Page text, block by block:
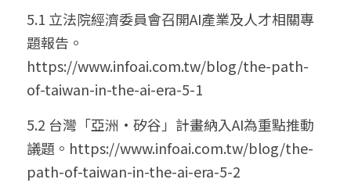
5.1 立法院經濟委員會召開AI產業及人才相關專
題報告。
https://www.infoai.com.tw/blog/the-path-
of-taiwan-in-the-ai-era-5-1
5.2 台灣「亞洲·矽谷」計畫納入AI為重點推動
議題。 https://www.infoai.com.tw/blog/the-
path-of-taiwan-in-the-ai-era-5-2